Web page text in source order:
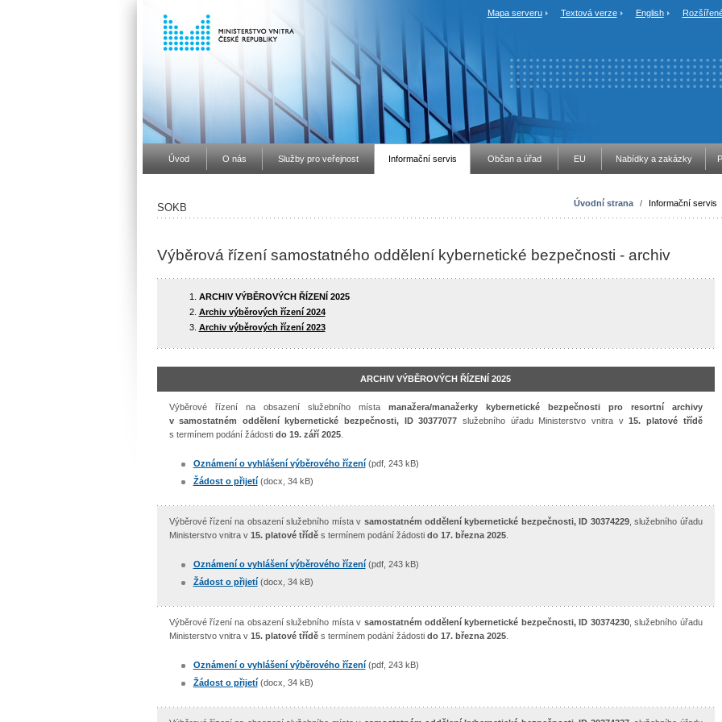
Mapa serveru Textová verze English
Úvod O nás Služby pro veřejnost Informační servis Občan a úřad EU Nabídky a zakázky
Úvodní strana / Informační servis
SOKB
Výběrová řízení samostatného oddělení kybernetické bezpečnosti - archiv
ARCHIV VÝBĚROVÝCH ŘÍZENÍ 2025
Archiv výběrových řízení 2024
Archiv výběrových řízení 2023
ARCHIV VÝBĚROVÝCH ŘÍZENÍ 2025
Výběrové řízení na obsazení služebního místa manažera/manažerky kybernetické bezpečnosti pro resortní archivy
v samostatném oddělení kybernetické bezpečnosti, ID 30377077 služebního úřadu Ministerstvo vnitra v15. platové třídě
s termínem podání žádosti do 19. září 2025.
Oznámení o vyhlášení výběrového řízení(pdf, 243 kB)
Žádost o přijetí(docx, 34 kB)
Výběrové řízení na obsazení služebního místa v samostatném oddělení kybernetické bezpečnosti, ID 30374229, služebního úřadu
Ministerstvo vnitra v 15. platové tříděs termínem podání žádosti do 17. března 2025.
Oznámení o vyhlášení výběrového řízení(pdf, 243 kB)
Žádost o přijetí(docx, 34 kB)
Výběrové řízení na obsazení služebního místa v samostatném oddělení kybernetické bezpečnosti, ID 30374230, služebního úřadu
Ministerstvo vnitra v 15. platové tříděs termínem podání žádosti do 17. března 2025.
Oznámení o vyhlášení výběrového řízení(pdf, 243 kB)
Žádost o přijetí(docx, 34 kB)